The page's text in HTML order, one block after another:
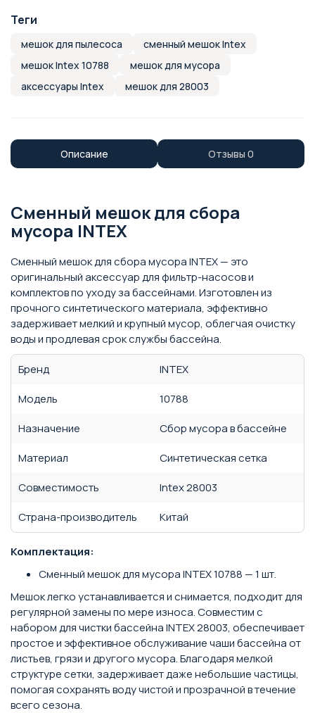
Теги
мешок для пылесоса
сменный мешок Intex
мешок Intex 10788
мешок для мусора
аксессуары Intex
мешок для 28003
Описание Отзывы 0
Сменный мешок для сбора
мусора INTEX
Сменный мешок для сбора мусора INTEX — это
оригинальный аксессуар для фильтр-насосов и
комплектов по уходу за бассейнами. Изготовлен из
прочного синтетического материала, эффективно
задерживает мелкий и крупный мусор, облегчая очистку
воды и продлевая срок службы бассейна.
Бренд
INTEX
Модель
10788
Назначение
Сбор мусора в бассейне
Материал
Синтетическая сетка
Совместимость
Intex 28003
Страна-производитель
Китай
Комплектация:
Сменный мешок для мусора INTEX 10788 — 1 шт.
Мешок легко устанавливается и снимается, подходит для
регулярной замены по мере износа. Совместим с
набором для чистки бассейна INTEX 28003, обеспечивает
простое и эффективное обслуживание чаши бассейна от
листьев, грязи и другого мусора. Благодаря мелкой
структуре сетки, задерживает даже небольшие частицы,
помогая сохранять воду чистой и прозрачной в течение
всего сезона.